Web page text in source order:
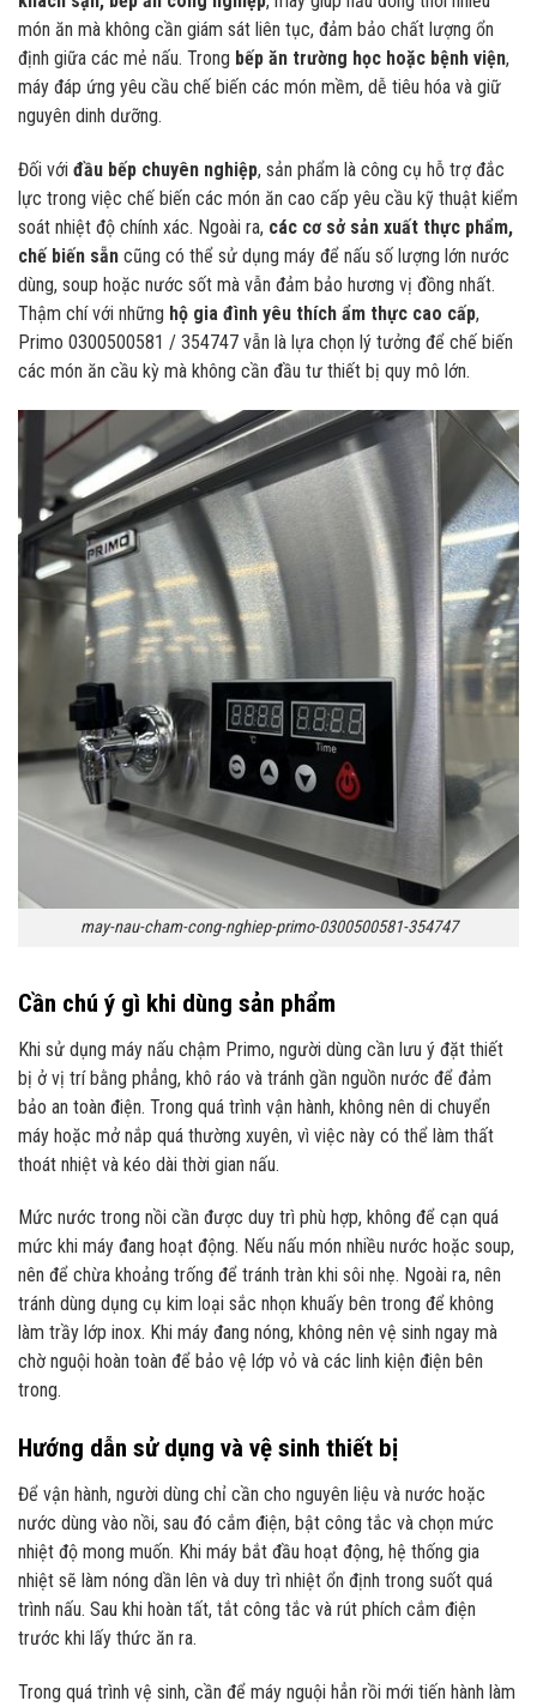
món ăn mà không cần giám sát liên tục, đảm bảo chất lượng ổn
định giữa các mẻ nấu. Trong bếp ăn trường học hoặc bệnh viện,
máy đáp ứng yêu cầu chế biến các món mềm, dễ tiêu hóa và giữ
nguyên dinh dưỡng.
Đối với đầu bếp chuyên nghiệp, sản phẩm là công cụ hỗ trợ đắc
lực trong việc chế biến các món ăn cao cấp yêu cầu kỹ thuật kiểm
soát nhiệt độ chính xác. Ngoài ra, các cơ sở sản xuất thực phẩm,
chế biến sẵn cũng có thể sử dụng máy để nấu số lượng lớn nước
dùng, soup hoặc nước sốt mà vẫn đảm bảo hương vị đồng nhất.
Thậm chí với những hộ gia đình yêu thích ẩm thực cao cấp,
Primo 0300500581 / 354747 vẫn là lựa chọn lý tưởng để chế biến
các món ăn cầu kỳ mà không cần đầu tư thiết bị quy mô lớn.
may-nau-cham-cong-nghiep-primo-0300500581-354747
Cần chú ý gì khi dùng sản phẩm
Khi sử dụng máy nấu chậm Primo, người dùng cần lưu ý đặt thiết
bị ở vị trí bằng phẳng, khô ráo và tránh gần nguồn nước để đảm
bảo an toàn điện. Trong quá trình vận hành, không nên di chuyển
máy hoặc mở nắp quá thường xuyên, vì việc này có thể làm thất
thoát nhiệt và kéo dài thời gian nấu.
Mức nước trong nồi cần được duy trì phù hợp, không để cạn quá
mức khi máy đang hoạt động. Nếu nấu món nhiều nước hoặc soup,
nên để chừa khoảng trống để tránh tràn khi sôi nhẹ. Ngoài ra, nên
tránh dùng dụng cụ kim loại sắc nhọn khuấy bên trong để không
làm trầy lớp inox. Khi máy đang nóng, không nên vệ sinh ngay mà
chờ nguội hoàn toàn để bảo vệ lớp vỏ và các linh kiện điện bên
trong.
Hướng dẫn sử dụng và vệ sinh thiết bị
Để vận hành, người dùng chỉ cần cho nguyên liệu và nước hoặc
nước dùng vào nồi, sau đó cắm điện, bật công tắc và chọn mức
nhiệt độ mong muốn. Khi máy bắt đầu hoạt động, hệ thống gia
nhiệt sẽ làm nóng dần lên và duy trì nhiệt ổn định trong suốt quá
trình nấu. Sau khi hoàn tất, tắt công tắc và rút phích cắm điện
trước khi lấy thức ăn ra.
Trong quá trình vệ sinh, cần để máy nguội hẳn rồi mới tiến hành làm